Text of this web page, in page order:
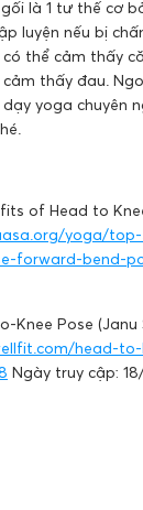
là 1 tư thế cơ
luyện nếu bị
thể cảm thấy
thấy đau.
yoga chuyên
of Head to
yoga/
forward-bend-
Knee Pose (Janu
head-
Ngày truy cập: